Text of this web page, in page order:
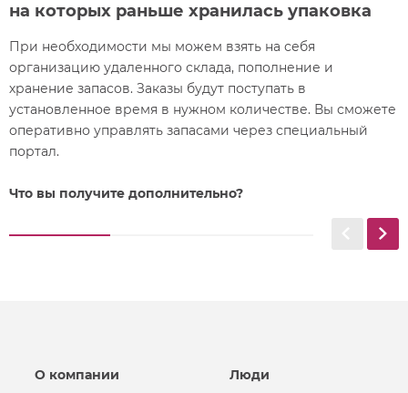
на которых раньше хранилась упаковка
При необходимости мы можем взять на себя
организацию удаленного склада, пополнение и
хранение запасов. Заказы будут поступать в
установленное время в нужном количестве. Вы сможете
оперативно управлять запасами через специальный
портал.
Что вы получите дополнительно?
О компании Люди